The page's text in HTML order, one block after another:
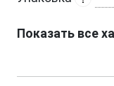
Показать все